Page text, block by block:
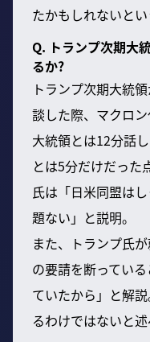
たかもしれないとい
Q. トランプ次期大
るか?
トランプ次期大統
談した際、マクロ
大統領とは12分話
とは5分だけだった
氏は「日米同盟は
題ない」と説明。
また、トランプ氏
の要請を断ってい
ていたから」と解
るわけではないと述